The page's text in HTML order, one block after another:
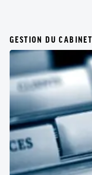
GESTION DU CABINET